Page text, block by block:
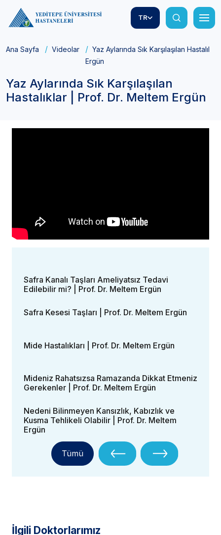
TR
Ana Sayfa Videolar
Yaz Aylarında Sık Karşılaşılan
Ergün
Yaz Aylarında Sık Karşılaşılan
Hastalıklar | Prof. Dr. Meltem Ergün
Safra Kanalı Taşları Ameliyatsız Tedavi
Edilebilir mi? | Prof. Dr. Meltem Ergün
Safra Kesesi Taşları | Prof. Dr. Meltem Ergün
Mide Hastalıkları | Prof. Dr. Meltem Ergün
Mideniz Rahatsızsa Ramazanda Dikkat Etmeniz
Gerekenler | Prof. Dr. Meltem Ergün
Nedeni Bilinmeyen Kansızlık, Kabızlık ve
Kusma Tehlikeli Olabilir | Prof. Dr. Meltem
Ergün
Tümü
İlgili Doktorlarımız